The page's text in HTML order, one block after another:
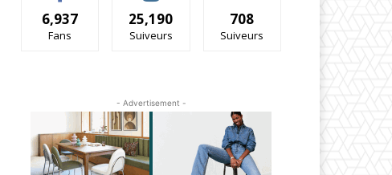
6,937
Fans
25,190
Suiveurs
708
Suiveurs
- Advertisement -